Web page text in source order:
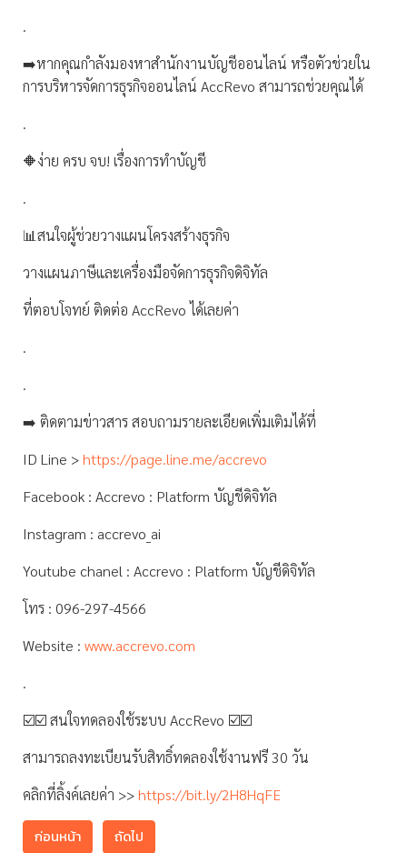
.
➡️หากคุณกำลังมองหาสำนักงานบัญชีออนไลน์ หรือตัวช่วยใน
การบริหารจัดการธุรกิจออนไลน์ AccRevo สามารถช่วยคุณได้
.
🔶ง่าย ครบ จบ! เรื่องการทำบัญชี
.
📊สนใจผู้ช่วยวางแผนโครงสร้างธุรกิจ
วางแผนภาษีและเครื่องมือจัดการธุรกิจดิจิทัล
ที่ตอบโจทย์ ติดต่อ AccRevo ได้เลยค่า
.
.
➡️ ติดตามข่าวสาร สอบถามรายละเอียดเพิ่มเติมได้ที่
ID Line >https://page.line.me/accrevo
Facebook : Accrevo : Platform บัญชีดิจิทัล
Instagram : accrevo_ai
Youtube chanel : Accrevo : Platform บัญชีดิจิทัล
โทร : 096-297-4566
Website : www.accrevo.com
.
☑️☑️ สนใจทดลองใช้ระบบ AccRevo ☑️☑️
สามารถลงทะเบียนรับสิทธิ์ทดลองใช้งานฟรี 30 วัน
คลิกที่ลิ้งค์เลยค่า >>https://bit.ly/2H8HqFE
ก่อนหน้า ถัดไป